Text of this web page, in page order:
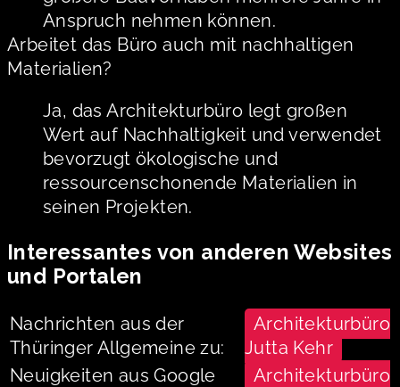
Anspruch nehmen können.
Arbeitet das Büro auch mit nachhaltigen
Materialien?
Ja, das Architekturbüro legt großen
Wert auf Nachhaltigkeit und verwendet
bevorzugt ökologische und
ressourcenschonende Materialien in
seinen Projekten.
Interessantes von anderen Websites
und Portalen
Nachrichten aus der
Thüringer Allgemeine zu:
Architekturbüro
Jutta Kehr
Neuigkeiten aus Google
Architekturbüro